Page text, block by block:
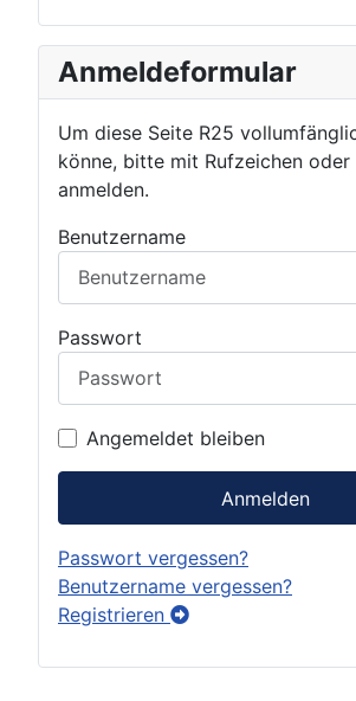
Anmeldeformular
Um diese Seite R25
könne, bitte mit Rufzeichen oder
anmelden.
Benutzername
Passwort
Angemeldet bleiben
Anmelden
Passwort vergessen?
Benutzername vergessen?
Registrieren